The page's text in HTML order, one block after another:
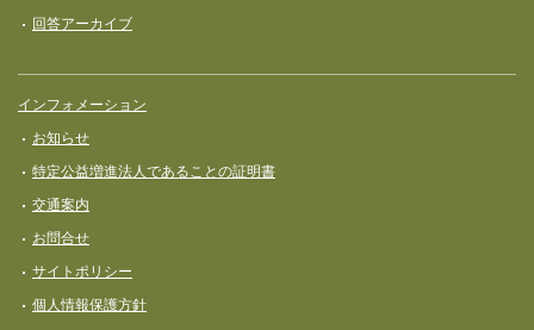
回答アーカイブ
インフォメーション
お知らせ
特定公益増進法人であることの証明書
交通案内
お問合せ
サイトポリシー
個人情報保護方針